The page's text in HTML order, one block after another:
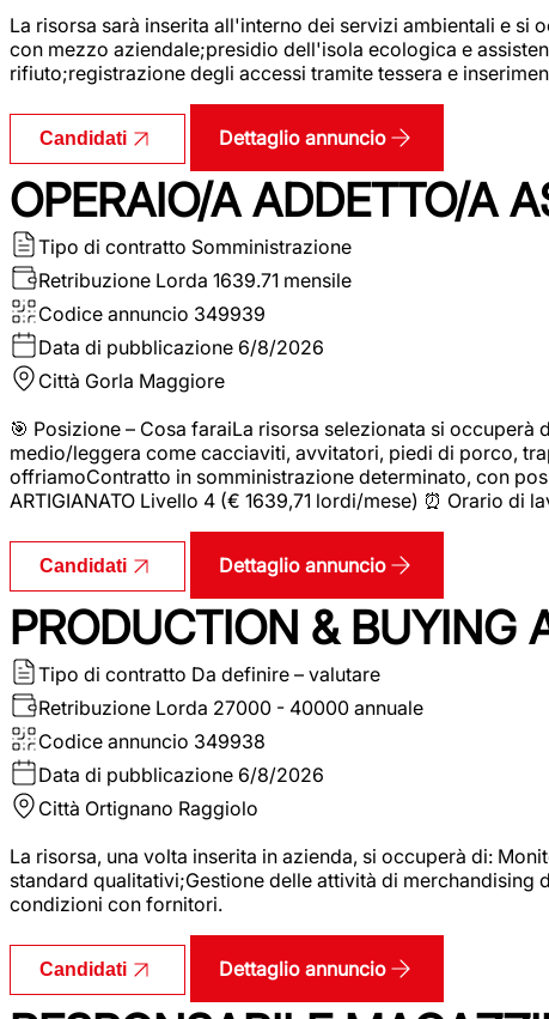
La risorsa sarà inserita all'interno dei servizi ambientali e
con mezzo aziendale;presidio dell'isola ecologica e
rifiuto;registrazione degli accessi tramite tessera e
Candidati Dettaglio annuncio
OPERAIO/A ADDETTO/A
Tipo di contratto Somministrazione
Retribuzione Lorda 1639.71 mensile
Codice annuncio 349939
Data di pubblicazione 6/8/2026
Città Gorla Maggiore
🎯 Posizione – Cosa faraiLa risorsa selezionata si
medio/leggera come cacciaviti, avvitatori, piedi di porco,
offriamoContratto in somministrazione determinato, con
ARTIGIANATO Livello 4 (€ 1639,71 lordi/mese) ⏰ Orario di
Candidati Dettaglio annuncio
PRODUCTION & BUYING
Tipo di contratto Da definire – valutare
Retribuzione Lorda 27000 - 40000 annuale
Codice annuncio 349938
Data di pubblicazione 6/8/2026
Città Ortignano Raggiolo
La risorsa, una volta inserita in azienda, si occuperà di:
standard qualitativi;Gestione delle attività di
condizioni con fornitori.
Candidati Dettaglio annuncio